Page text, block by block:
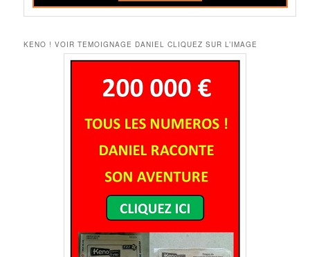
KENO ! VOIR TEMOIGNAGE DANIEL CLIQUEZ SUR L’IMAGE